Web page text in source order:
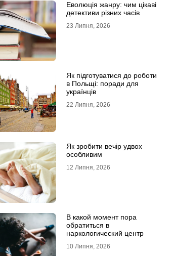
Еволюція жанру: чим цікаві
детективи різних часів
23 Липня, 2026
Як підготуватися до роботи
в Польщі: поради для
українців
22 Липня, 2026
Як зробити вечір удвох
особливим
12 Липня, 2026
В какой момент пора
обратиться в
наркологический центр
10 Липня, 2026